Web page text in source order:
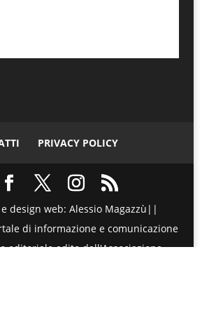
PRIVACY POLICY
design web: Alessio Magazzù||
di informazione e comunicazione
editoriale edito dall'Associazione